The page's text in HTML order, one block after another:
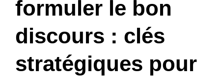
formuler le bon
discours : clés
stratégiques pour